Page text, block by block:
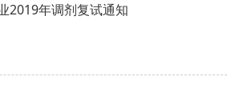
2019年调剂复试通知